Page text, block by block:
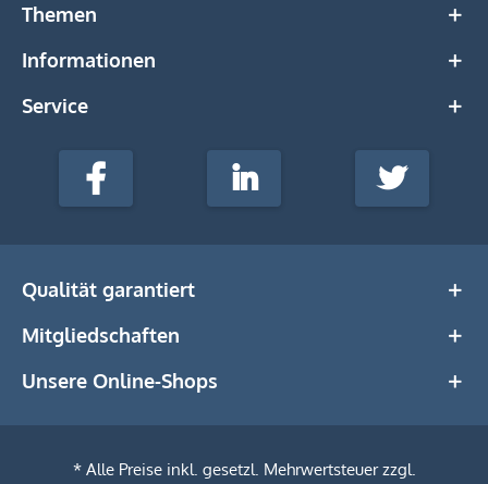
Themen
Informationen
Service
stempel-
Media
Facebook LinkedIn Twitter
Qualität garantiert
Mitgliedschaften
Unsere Online-Shops
* Alle Preise inkl. gesetzl. Mehrwertsteuer zzgl.